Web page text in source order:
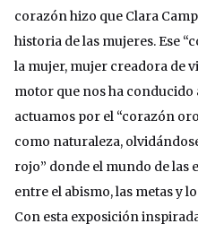
corazón hizo que Clara
historia de las mujeres. Ese
la mujer, mujer creadora de
motor que nos ha conducido
actuamos por el “corazón
como naturaleza,
rojo” donde el mundo de las
entre el abismo, las metas y
Con esta exposición